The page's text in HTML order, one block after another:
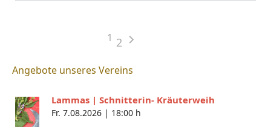
1 2
Angebote unseres Vereins
Lammas | Schnitterin- Kräuterweih
Fr. 7.08.2026 | 18:00 h